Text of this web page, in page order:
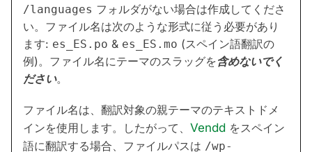
/languages フォルダがない場合は作成してくださ
い。ファイル名は次のような形式に従う必要があり
ます: es_ES.po & es_ES.mo (スペイン語翻訳の
例)。ファイル名にテーマのスラッグを含めないでく
ださい。
ファイル名は、翻訳対象の親テーマのテキストドメ
インを使用します。したがって、 Vendd をスペイン
語に翻訳する場合、ファイルパスは /wp-